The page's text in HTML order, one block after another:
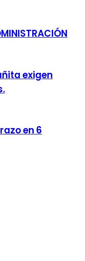
exigen
en 6